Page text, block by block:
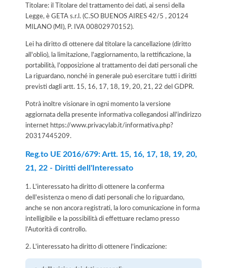
Titolare: il Titolare del trattamento dei dati, ai sensi della
Legge, è GETA s.r.l. (C.SO BUENOS AIRES 42/5 , 20124
MILANO (MI), P. IVA 00802970152).
Lei ha diritto di ottenere dal titolare la cancellazione (diritto
all'oblio), la limitazione, l'aggiornamento, la rettificazione, la
portabilità, l'opposizione al trattamento dei dati personali che
La riguardano, nonché in generale può esercitare tutti i diritti
previsti dagli artt. 15, 16, 17, 18, 19, 20, 21, 22 del GDPR.
Potrà inoltre visionare in ogni momento la versione
aggiornata della presente informativa collegandosi all'indirizzo
internet https://www.privacylab.it/informativa.php?
20317445209.
Reg.to UE 2016/679: Artt. 15, 16, 17, 18, 19, 20,
21, 22 - Diritti dell'Interessato
1. L'interessato ha diritto di ottenere la conferma
dell'esistenza o meno di dati personali che lo riguardano,
anche se non ancora registrati, la loro comunicazione in forma
intelligibile e la possibilità di effettuare reclamo presso
l’Autorità di controllo.
2. L'interessato ha diritto di ottenere l'indicazione: